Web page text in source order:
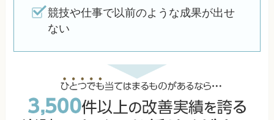
競技や仕事で以前のような成果が出せ
ない